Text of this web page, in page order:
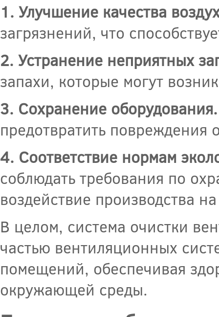
1. Улучшение качества
загрязнений, что
2. Устранение неприятных
запахи, которые могут
3. Сохранение оборудования.
предотвратить повреждения
4. Соответствие нормам
соблюдать требования по
воздействие производства
В целом, система очистки
частью вентиляционных
помещений, обеспечивая
окружающей среды.